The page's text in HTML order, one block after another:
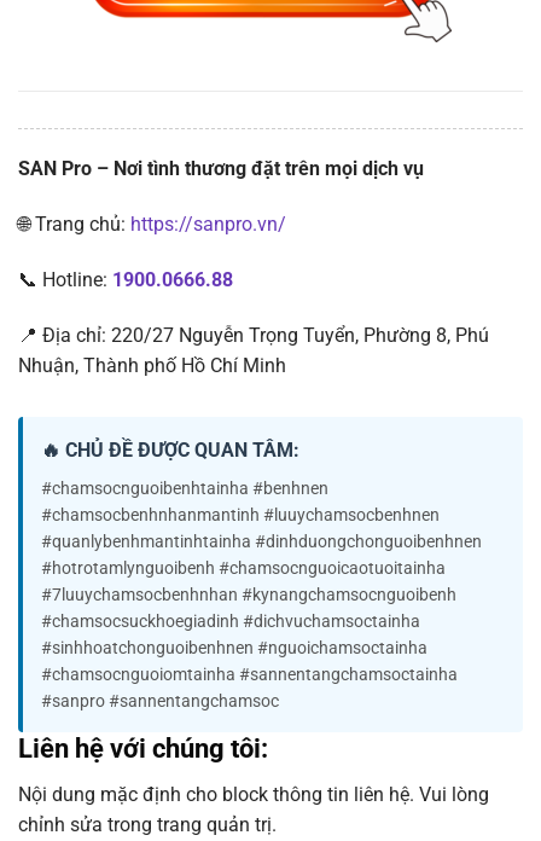
SAN Pro – Nơi tình thương đặt trên mọi dịch vụ
🌐 Trang chủ: https://sanpro.vn/
📞 Hotline: 1900.0666.88
📍 Địa chỉ: 220/27 Nguyễn Trọng Tuyển, Phường 8, Phú
Nhuận, Thành phố Hồ Chí Minh
🔥 CHỦ ĐỀ ĐƯỢC QUAN TÂM:
#chamsocnguoibenhtainha #benhnen
#chamsocbenhnhanmantinh #luuychamsocbenhnen
#quanlybenhmantinhtainha #dinhduongchonguoibenhnen
#hotrotamlynguoibenh #chamsocnguoicaotuoitainha
#7luuychamsocbenhnhan #kynangchamsocnguoibenh
#chamsocsuckhoegiadinh #dichvuchamsoctainha
#sinhhoatchonguoibenhnen #nguoichamsoctainha
#chamsocnguoiomtainha #sannentangchamsoctainha
#sanpro #sannentangchamsoc
Liên hệ với chúng tôi:
Nội dung mặc định cho block thông tin liên hệ. Vui lòng
chỉnh sửa trong trang quản trị.